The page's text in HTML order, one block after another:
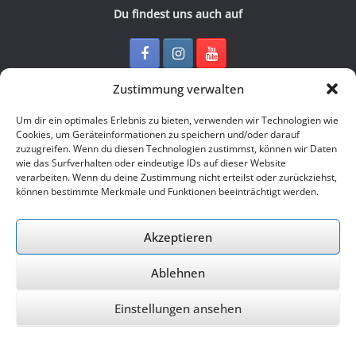
Zustimmung verwalten
Um dir ein optimales Erlebnis zu bieten, verwenden wir Technologien wie
Cookies, um Geräteinformationen zu speichern und/oder darauf
zuzugreifen. Wenn du diesen Technologien zustimmst, können wir Daten
wie das Surfverhalten oder eindeutige IDs auf dieser Website
verarbeiten. Wenn du deine Zustimmung nicht erteilst oder zurückziehst,
können bestimmte Merkmale und Funktionen beeinträchtigt werden.
Akzeptieren
Ablehnen
Einstellungen ansehen
Du findest uns auch auf
Kontakt
Junge Presse Niedersachsen e.V.
Rückertstraße 10
30169 Hannover
© 2026 Junge Presse Niedersachsen e.V.
Ein Theme vonSiteOrigin